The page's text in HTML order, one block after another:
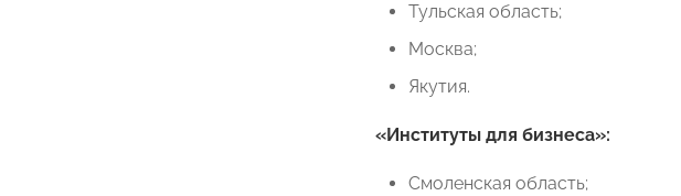
Тульская область;
Москва;
Якутия.
«Институты для бизнеса»:
Смоленская область;